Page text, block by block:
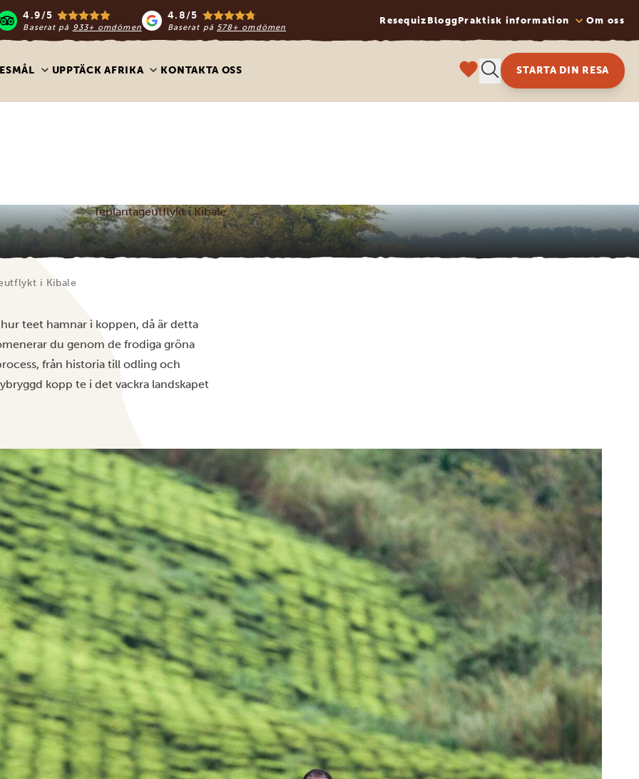
4.9/5
Baserat på 933+ omdömen
4.8/5
Baserat på 578+ omdömen
Resequiz BloggPraktisk information Om oss
UPPTÄCK AFRIKA KONTAKTA OSS STARTA DIN RESA
Teplantageutflykt i Kibale
i Kibale
teet hamnar i koppen, då är detta
du genom de frodiga gröna
från historia till odling och
kopp te i det vackra landskapet